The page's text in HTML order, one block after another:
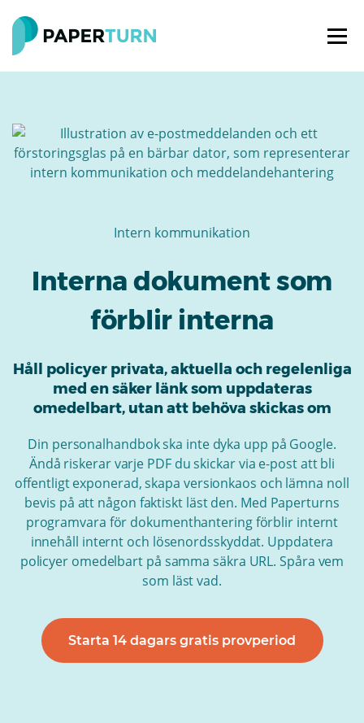
Intern kommunikation
Interna dokument som
förblir interna
Håll policyer privata, aktuella och regelenliga
med en säker länk som uppdateras
omedelbart, utan att behöva skickas om
Din personalhandbok ska inte dyka upp på Google.
Ändå riskerar varje PDF du skickar via e-post att bli
offentligt exponerad, skapa versionkaos och lämna noll
bevis på att någon faktiskt läst den. Med Paperturns
programvara för dokumenthantering förblir internt
innehåll internt och lösenordsskyddat. Uppdatera
policyer omedelbart på samma säkra URL. Spåra vem
som läst vad.
Starta 14 dagars gratis provperiod